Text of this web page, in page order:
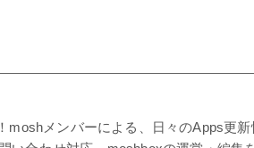
moshメンバーによる、日々のApps更新